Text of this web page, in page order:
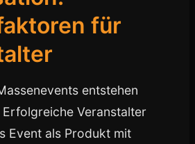
für
entstehen
Veranstalter
Event als Produkt mit